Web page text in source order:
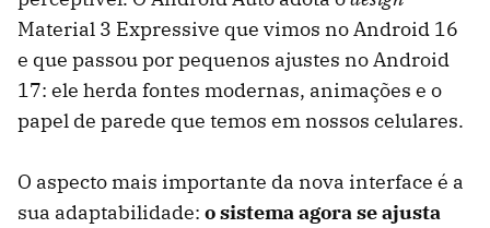
Material 3 Expressive que vimos no Android 16
e que passou por pequenos ajustes no Android
17: ele herda fontes modernas, animações e o
papel de parede que temos em nossos celulares.
O aspecto mais importante da nova interface é a
sua adaptabilidade: o sistema agora se ajusta